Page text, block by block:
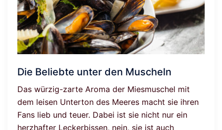
Die Beliebte unter den Muscheln
Das würzig-zarte Aroma der Miesmuschel mit
dem leisen Unterton des Meeres macht sie ihren
Fans lieb und teuer. Dabei ist sie nicht nur ein
herzhafter Leckerbissen, nein, sie ist auch